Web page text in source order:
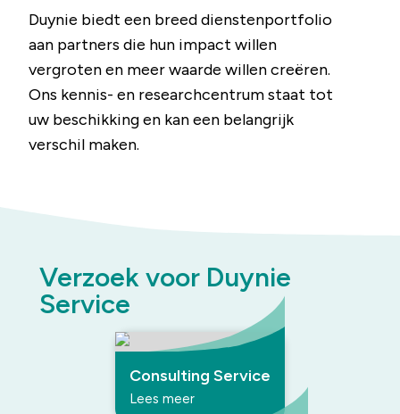
Duynie biedt een breed dienstenportfolio
aan partners die hun impact willen
vergroten en meer waarde willen creëren.
Ons kennis- en researchcentrum staat tot
uw beschikking en kan een belangrijk
verschil maken.
Verzoek voor Duynie
Service
Consulting Service
Lees meer